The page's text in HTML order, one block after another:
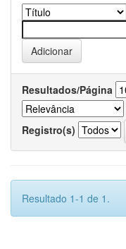
Resultados/Página
Registro(s)
Resultado 1-1 de 1.